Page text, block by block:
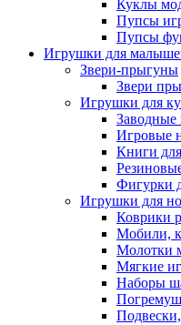
Куклы
Пупсы
Пупсы
Игрушки для
Звери-прыгуны
Звери
Игрушки для
Заводные
Игровые
Книги
Фигурки
Игрушки для
Коврики
Мобили,
Молотки
Мягкие
Наборы